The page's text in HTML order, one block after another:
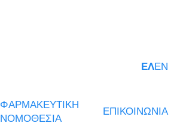
ΕΛEN
ΦΑΡΜΑΚΕΥΤΙΚΗ
ΝΟΜΟΘΕΣΙΑ
ΕΠΙΚΟΙΝΩΝΙΑ